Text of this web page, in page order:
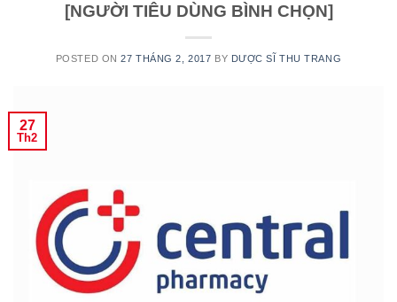
[NGƯỜI TIÊU DÙNG BÌNH CHỌN]
POSTED ON27 THÁNG 2, 2017 BY DƯỢC SĨ THU TRANG
27
Th2